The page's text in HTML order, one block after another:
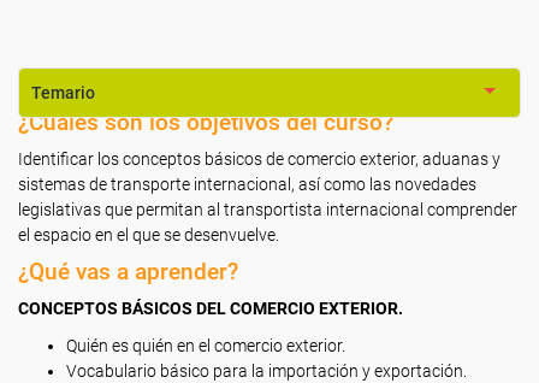
Temario
¿Cuáles son los objetivos del curso?
Identificar los conceptos básicos de comercio exterior, aduanas y
sistemas de transporte internacional, así como las novedades
legislativas que permitan al transportista internacional comprender
el espacio en el que se desenvuelve.
¿Qué vas a aprender?
CONCEPTOS BÁSICOS DEL COMERCIO EXTERIOR.
Quién es quién en el comercio exterior.
Vocabulario básico para la importación y exportación.